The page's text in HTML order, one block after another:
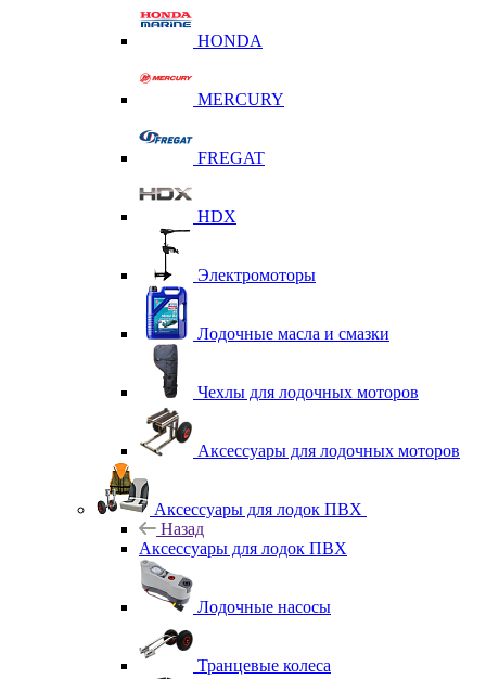
HONDA
MERCURY
FREGAT
HDX
Электромоторы
Лодочные масла и смазки
Чехлы для лодочных моторов
Аксессуары для лодочных моторов
Аксессуары для лодок ПВХ
Назад
Аксессуары для лодок ПВХ
Лодочные насосы
Транцевые колеса